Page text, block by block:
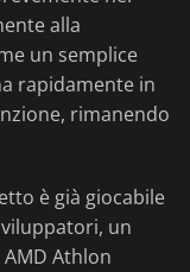
alla
un semplice
rapidamente in
rimanendo
è già giocabile
un
AMD Athlon